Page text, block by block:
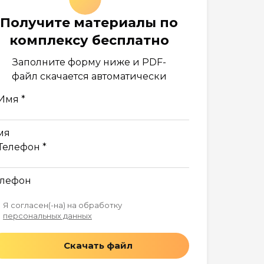
Получите материалы по
комплексу бесплатно
Заполните форму ниже и PDF-
файл скачается автоматически
*
*
Скачать файл
Я согласен(-на) на обработку
персональных данных